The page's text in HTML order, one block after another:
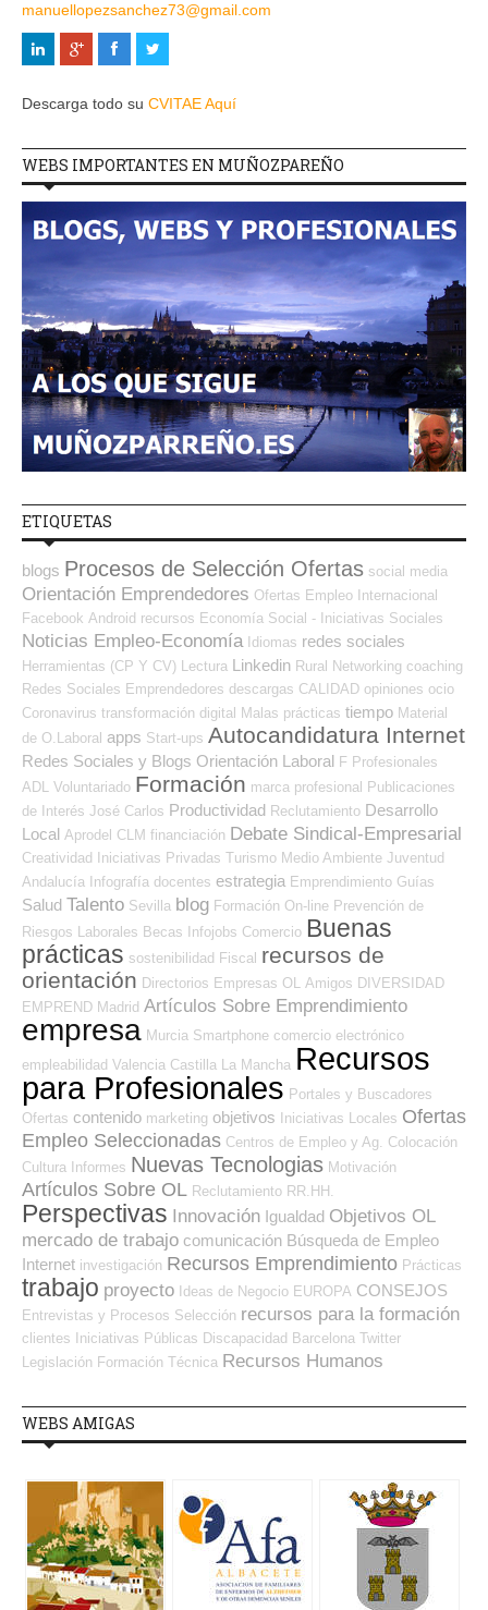
manuellopezsanchez73@gmail.com
Descarga todo su CVITAE Aquí
WEBS IMPORTANTES EN MUÑOZPAREÑO
ETIQUETAS
blogs Procesos de Selección Ofertas social media
Orientación Emprendedores Ofertas Empleo Internacional
Facebook Android recursos Economía Social - Iniciativas Sociales
Noticias Empleo-Economía Idiomas redes sociales
Herramientas (CP Y CV) Lectura Linkedin Rural Networking coaching
Redes Sociales Emprendedores descargas CALIDAD opiniones ocio
Coronavirus transformación digital Malas prácticas tiempo Material
de O.Laboral apps Start-ups Autocandidatura Internet
Redes Sociales y Blogs Orientación Laboral F Profesionales
ADL Voluntariado Formación marca profesional Publicaciones
de Interés José Carlos Productividad Reclutamiento Desarrollo
Local Aprodel CLM financiación Debate Sindical-Empresarial
Creatividad Iniciativas Privadas Turismo Medio Ambiente Juventud
Andalucía Infografía docentes estrategia Emprendimiento Guías
Salud Talento Sevilla blog Formación On-line Prevención de
Riesgos Laborales Becas Infojobs Comercio Buenas
prácticas sostenibilidad Fiscal recursos de
orientación Directorios Empresas OL Amigos DIVERSIDAD
EMPREND Madrid Artículos Sobre Emprendimiento
empresa Murcia Smartphone comercio electrónico
empleabilidad Valencia Castilla La Mancha Recursos
para Profesionales Portales y Buscadores
Ofertas contenido marketing objetivos Iniciativas Locales Ofertas
Empleo Seleccionadas Centros de Empleo y Ag. Colocación
Cultura Informes Nuevas Tecnologias Motivación
Artículos Sobre OL Reclutamiento RR.HH.
Perspectivas Innovación Igualdad Objetivos OL
mercado de trabajo comunicación Búsqueda de Empleo
Internet investigación Recursos Emprendimiento Prácticas
trabajo proyecto Ideas de Negocio EUROPA CONSEJOS
Entrevistas y Procesos Selección recursos para la formación
clientes Iniciativas Públicas Discapacidad Barcelona Twitter
Legislación Formación Técnica Recursos Humanos
WEBS AMIGAS